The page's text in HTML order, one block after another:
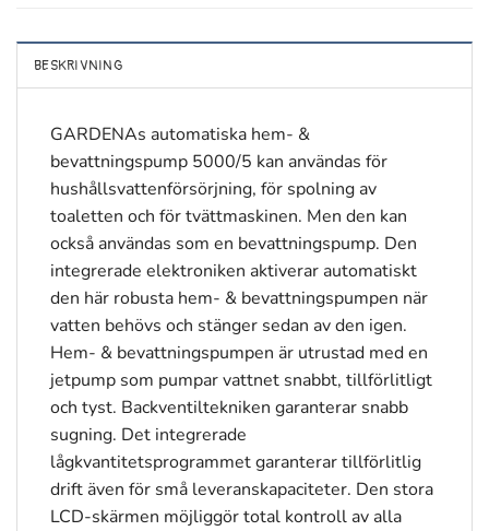
BESKRIVNING
GARDENAs automatiska hem- &
bevattningspump 5000/5 kan användas för
hushållsvattenförsörjning, för spolning av
toaletten och för tvättmaskinen. Men den kan
också användas som en bevattningspump. Den
integrerade elektroniken aktiverar automatiskt
den här robusta hem- & bevattningspumpen när
vatten behövs och stänger sedan av den igen.
Hem- & bevattningspumpen är utrustad med en
jetpump som pumpar vattnet snabbt, tillförlitligt
och tyst. Backventiltekniken garanterar snabb
sugning. Det integrerade
lågkvantitetsprogrammet garanterar tillförlitlig
drift även för små leveranskapaciteter. Den stora
LCD-skärmen möjliggör total kontroll av alla